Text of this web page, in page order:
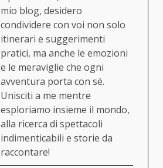
mio blog, desidero
condividere con voi non solo
itinerari e suggerimenti
pratici, ma anche le emozioni
e le meraviglie che ogni
avventura porta con sé.
Unisciti a me mentre
esploriamo insieme il mondo,
alla ricerca di spettacoli
indimenticabili e storie da
raccontare!